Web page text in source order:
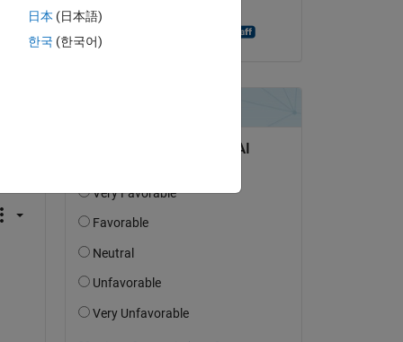
Aceptada:
日本 (日本語)
한국 (한국어)